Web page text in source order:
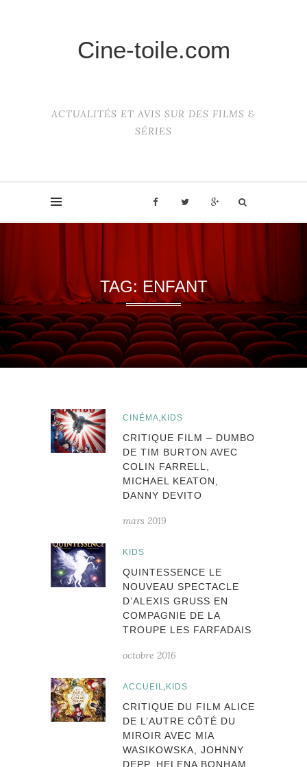
Cine-toile.com
ACTUALITÉS ET AVIS SUR DES FILMS &
SÉRIES
TAG: ENFANT
CINÉMA, KIDS
CRITIQUE FILM – DUMBO
DE TIM BURTON AVEC
COLIN FARRELL,
MICHAEL KEATON,
DANNY DEVITO
mars 2019
KIDS
QUINTESSENCE LE
NOUVEAU SPECTACLE
D’ALEXIS GRUSS EN
COMPAGNIE DE LA
TROUPE LES FARFADAIS
octobre 2016
ACCUEIL, KIDS
CRITIQUE DU FILM ALICE
DE L’AUTRE CÔTÉ DU
MIROIR AVEC MIA
WASIKOWSKA, JOHNNY
DEPP, HELENA BONHAM